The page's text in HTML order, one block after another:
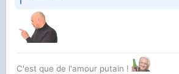
C'est que de l'amour putain !